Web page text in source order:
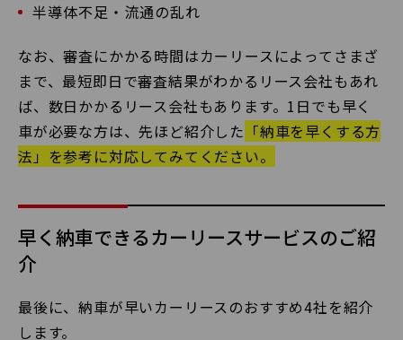
半導体不足・流通の乱れ
なお、審査にかかる時間はカーリースによってさまざ
まで、最短即日で審査結果がわかるリース会社もあれ
ば、数日かかるリース会社もあります。1日でも早く
車が必要な方は、先ほど紹介した 「納車を早くする方
法」を参考に対応してみてください。
早く納車できるカーリースサービスのご紹
介
最後に、納車が早いカーリースのおすすめ4社を紹介
します。